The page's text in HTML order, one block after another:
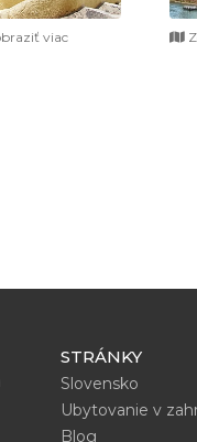
viac
STRÁNKY
Slovensko
Ubytovanie v
Blog